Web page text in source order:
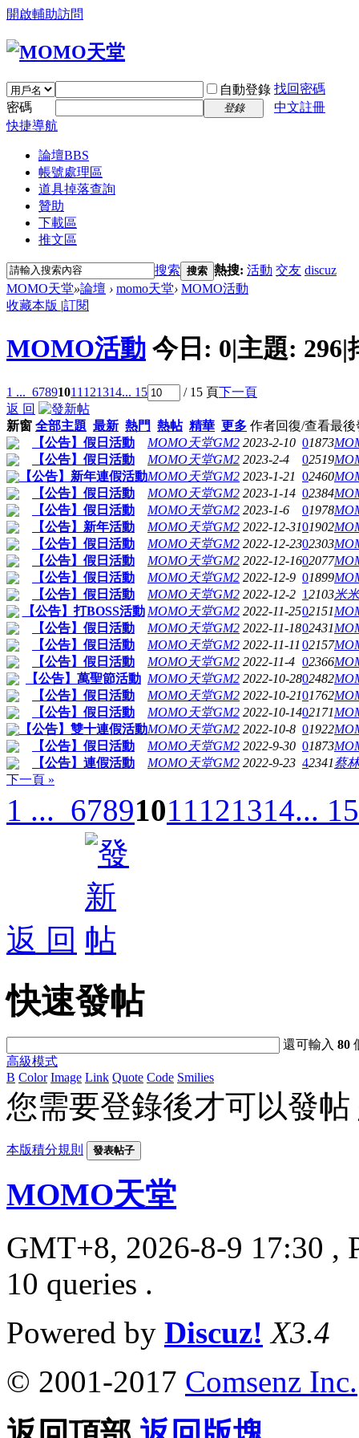
開啟輔助訪問
自動登錄 找回密碼
密碼
登錄
中文註冊
快捷導航
論壇BBS
帳號處理區
道具掉落查詢
贊助
下載區
推文區
搜索 搜索 熱搜: 活動 交友 discuz
MOMO天堂»論壇 › momo天堂› MOMO活動
收藏本版 |訂閱
MOMO活動 今日: 0|主題: 296|
1 ... 67891011 121314... 15 / 15 頁下一頁
返 回
新窗 全部主題 最新 熱門 熱帖 精華 更多 作者回復/查看最後
【公告】假日活動
MOMO天堂GM2 2023-2-10 01873
【公告】假日活動
MOMO天堂GM2 2023-2-4 02519
【公告】新年連假活動MOMO天堂GM2 2023-1-21 02460
【公告】假日活動
MOMO天堂GM2 2023-1-14 02384
【公告】假日活動
MOMO天堂GM2 2023-1-6 01978
【公告】新年活動
MOMO天堂GM2 2022-12-3101902
【公告】假日活動
MOMO天堂GM2 2022-12-2302303
【公告】假日活動
MOMO天堂GM2 2022-12-1602077
【公告】假日活動
MOMO天堂GM2 2022-12-9 01899
【公告】假日活動
MOMO天堂GM2 2022-12-2 12103米米
【公告】打BOSS活動 MOMO天堂GM2 2022-11-2502151
【公告】假日活動
MOMO天堂GM2 2022-11-1802431
【公告】假日活動
MOMO天堂GM2 2022-11-11 02157
【公告】假日活動
MOMO天堂GM2 2022-11-4 02366
【公告】萬聖節活動 MOMO天堂GM2 2022-10-2802482
【公告】假日活動
MOMO天堂GM2 2022-10-2101762
【公告】假日活動
MOMO天堂GM2 2022-10-1402171
【公告】雙十連假活動MOMO天堂GM2 2022-10-8 01922
【公告】假日活動
MOMO天堂GM2 2022-9-30 01873
【公告】連假活動
MOMO天堂GM2 2022-9-23 42341蔡
下一頁 »
1 ... 67891011121314... 15
返 回
快速發帖
還可輸入80
高級模式
B Color Image Link Quote Code Smilies
您需要登錄後才可以發帖
本版積分規則 發表帖子
MOMO天堂
GMT+8, 2026-8-9 17:30 ,
10 queries .
Powered by Discuz! X3.4
© 2001-2017 Comsenz Inc.